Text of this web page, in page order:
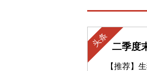
头条 二季度
【推荐】 生